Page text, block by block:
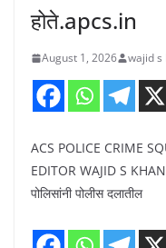
होते.apcs.in
August 1, 2026 wajid s
ACS POLICE CRIME
EDITOR WAJID S
पोलिसांनी पोलीस दलातील